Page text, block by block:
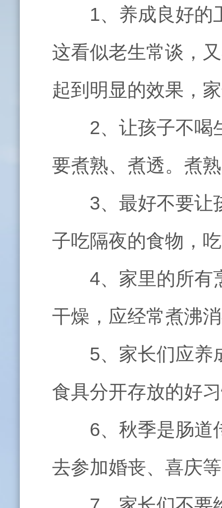
1、养成良好的
这看似老生常谈，
起到明显的效果，
2、让孩子不喝
要煮熟、煮透。煮
3、最好不要让
子吃隔夜的食物，
4、家里的所有
干燥，应经常煮沸
5、家长们应养
食具分开存放的好
6、秋季是肠道
去参加婚丧、喜庆